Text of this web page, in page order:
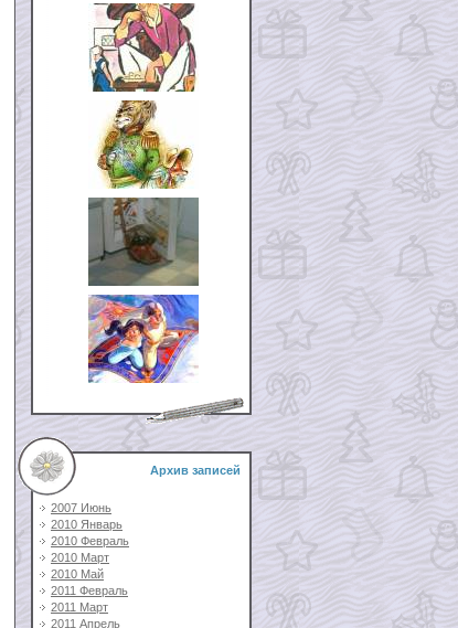
Архив записей
2007 Июнь
2010 Январь
2010 Февраль
2010 Март
2010 Май
2011 Февраль
2011 Март
2011 Апрель